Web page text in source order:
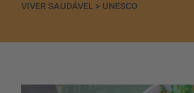
VIVER SAUDÁVEL > UNESCO